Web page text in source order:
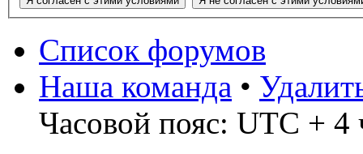
Список форумов
Наша команда •
Часовой пояс: UTC + 4